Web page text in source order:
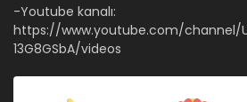
Ağustos 20, 2021
Battle Through The
-Youtube kanalı:
https://www.youtube.com/channel/
13G8GSbA/videos